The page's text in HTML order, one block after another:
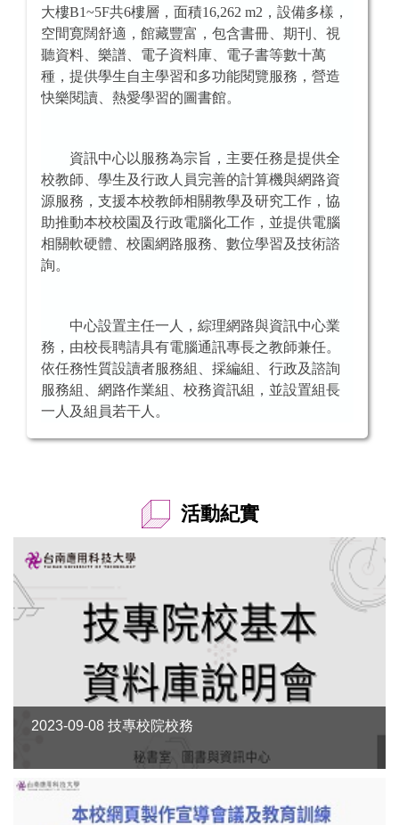
大樓B1~5F共6樓層，面積16,262 m2，設備多樣，
空間寛闊舒適，館藏豐富，包含書冊、期刊、視
聽資料、樂譜、電子資料庫、電子書等數十萬
種，提供學生自主學習和多功能閱覽服務，營造
快樂閱讀、熱愛學習的圖書館。
資訊中心以服務為宗旨，主要任務是提供全
校教師、學生及行政人員完善的計算機與網路資
源服務，支援本校教師相關教學及研究工作，協
助推動本校校園及行政電腦化工作，並提供電腦
相關軟硬體、校園網路服務、數位學習及技術諮
詢。
中心設置主任一人，綜理網路與資訊中心業
務，由校長聘請具有電腦通訊專長之教師兼任。
依任務性質設讀者服務組、採編組、行政及諮詢
服務組、網路作業組、校務資訊組，並設置組長
一人及組員若干人。
活動紀實
2023-09-08 技專校院校務